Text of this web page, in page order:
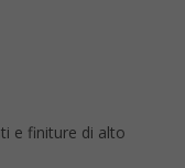
e finiture di alto